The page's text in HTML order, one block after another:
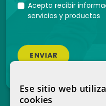
Acepto recibir
servicios y productos
ENVIAR
Ese sitio web utiliza
cookies